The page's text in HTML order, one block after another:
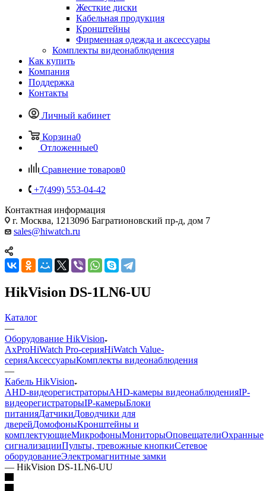
Жесткие диски
Кабельная продукция
Кронштейны
Фирменная одежда и аксессуары
Комплекты видеонаблюдения
Как купить
Компания
Поддержка
Контакты
Личный кабинет
Корзина0
Отложенные0
Сравнение товаров0
+7(499) 553-04-42
Контактная информация
г. Москва, 121309б Багратионовский пр-д, дом 7
sales@hiwatch.ru
HikVision DS-1LN6-UU
Каталог
—
Оборудование HikVision
AxProHiWatch Pro-серияHiWatch Value-
серияАксессуарыКомплекты видеонаблюдения
—
Кабель HikVision
AHD-видеорегистраторыAHD-камеры видеонаблюденияIP-
видеорегистраторыIP-камерыБлоки
питанияДатчикиДоводчики для
дверейДомофоныКронштейны и
комплектующиеМикрофоныМониторыОповещателиОхранные
сигнализацииПульты, тревожные кнопкиСетевое
оборудованиеЭлектромагнитные замки
— HikVision DS-1LN6-UU